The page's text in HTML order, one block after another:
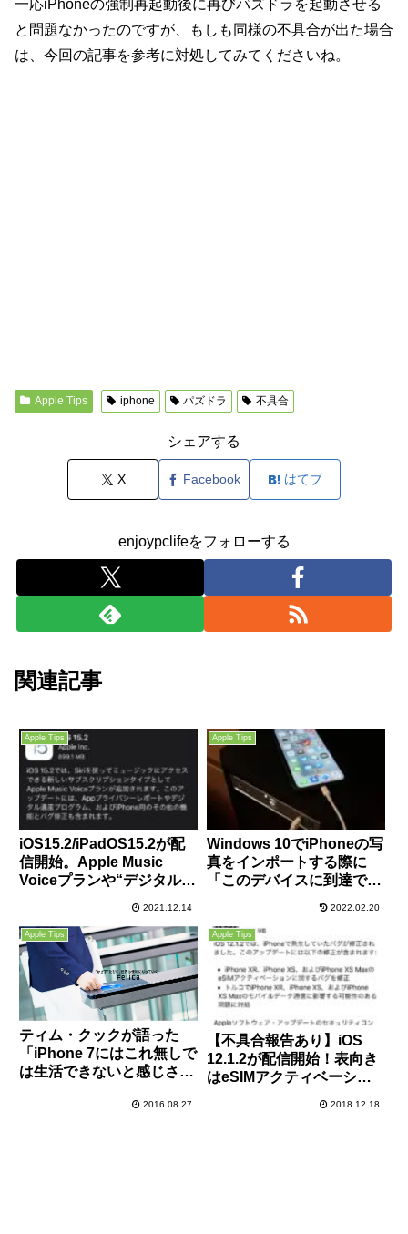
一応iPhoneの強制再起動後に再びパズドラを起動させる
と問題なかったのですが、もしも同様の不具合が出た場合
は、今回の記事を参考に対処してみてくださいね。
Apple Tips iphone パズドラ 不具合
シェアする
X Facebook はてブ
enjoypclifeをフォローする
関連記事
Apple Tips
iOS15.2/iPadOS15.2が配
信開始。Apple Music
Voiceプランや“デジタル遺
に適用しておきましょう。
2021.12.14
Apple Tips
Windows 10でiPhoneの写
真をインポートする際に
「このデバイスに到達でき
いません」のエラーが出て
失敗する場合の原因と対処
方法
2022.02.20
Apple Tips
ティム・クックが語った
「iPhone 7にはこれ無しで
は生活できないと感じさせ
サイフケータイ？秋に2016.08.27
Apple Tips
【不具合報告あり】iOS
12.1.2が配信開始！表向き
はeSIMアクティベーショ
2018.12.18